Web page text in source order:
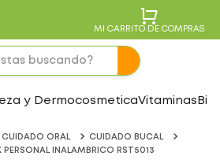
MI CARRITO DE COMPRAS
y DermocosmeticaVitaminas
CUIDADO ORAL
CUIDADO BUCAL
PERSONAL INALAMBRICO RST5013